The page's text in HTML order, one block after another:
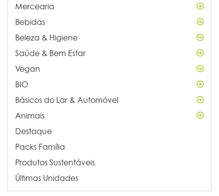
Mercearia
Bebidas
Beleza & Higiene
Saúde & Bem Estar
Vegan
BIO
Básicos do Lar & Automóvel
Animais
Destaque
Packs Família
Produtos Sustentáveis
Últimas Unidades